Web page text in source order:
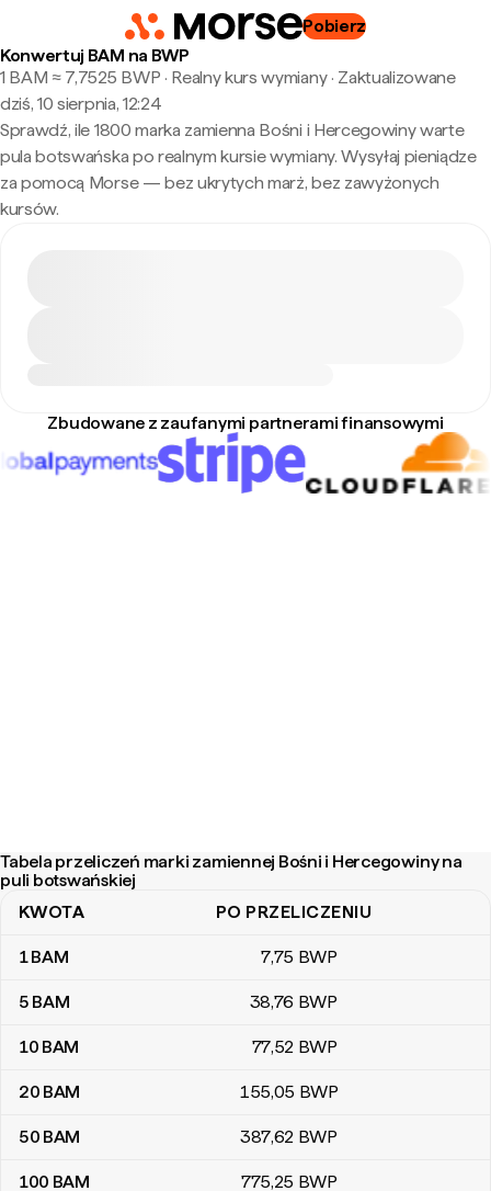
Pobierz
Konwertuj BAM na BWP
1 BAM ≈ 7,7525 BWP · Realny kurs wymiany· Zaktualizowane
dziś, 10 sierpnia, 12:24
Sprawdź, ile 1800 marka zamienna Bośni i Hercegowiny warte
pula botswańska po realnym kursie wymiany. Wysyłaj pieniądze
za pomocą Morse — bez ukrytych marż, bez zawyżonych
kursów.
Zbudowane z zaufanymi partnerami finansowymi
Tabela przeliczeń marki zamiennej Bośni i Hercegowiny na
puli botswańskiej
Tabela przeliczeń marki zamiennej Bośni i Hercegowiny na puli
KWOTA PO PRZELICZENIU
1BAM 7,75 BWP
5 BAM 38,76 BWP
10 BAM 77,52 BWP
20 BAM 155,05 BWP
50 BAM 387,62 BWP
100 BAM 775,25 BWP